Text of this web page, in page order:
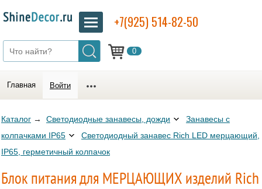
0
+7(925) 514-82-50
Главная Войти
Каталог → Светодиодные занавесы, дожди
Занавесы с
колпачками IP65
Светодиодный занавес Rich LED мерцающий,
IP65, герметичный колпачок
Блок питания для МЕРЦАЮЩИХ изделий Rich